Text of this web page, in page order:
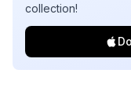
collection!